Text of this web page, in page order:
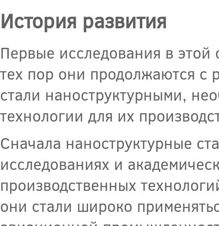
История развития
Первые исследования в
тех пор они продолжаются с
стали наноструктурными,
технологии для их
Сначала наноструктурные
исследованиях и
производственных
они стали широко